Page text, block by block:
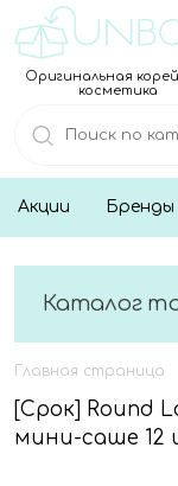
Оригинальная
косметика
Акции Бренды
Каталог
Главная страница
[Срок] Round
мини-саше 12